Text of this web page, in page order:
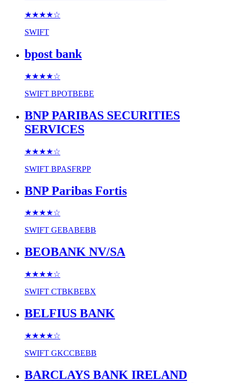
★★★★☆
SWIFT
bpost bank
★★★★☆
SWIFT BPOTBEBE
BNP PARIBAS SECURITIES
SERVICES
★★★★☆
SWIFT BPASFRPP
BNP Paribas Fortis
★★★★☆
SWIFT GEBABEBB
BEOBANK NV/SA
★★★★☆
SWIFT CTBKBEBX
BELFIUS BANK
★★★★☆
SWIFT GKCCBEBB
BARCLAYS BANK IRELAND